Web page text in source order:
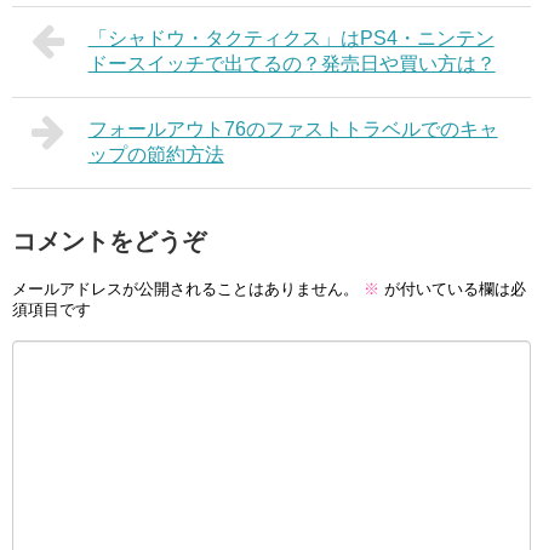
「シャドウ・タクティクス」はPS4・ニンテン
ドースイッチで出てるの？発売日や買い方は？
フォールアウト76のファストトラベルでのキャ
ップの節約方法
コメントをどうぞ
メールアドレスが公開されることはありません。 ※ が付いている欄は必
須項目です